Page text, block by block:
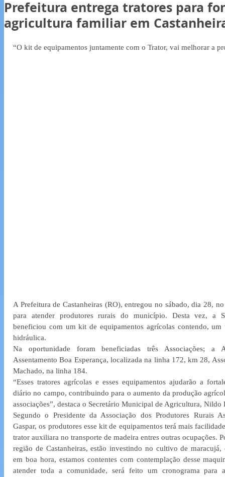
Prefeitura entrega tratores para
agricultura familiar em
“O kit de equipamentos juntamente com o Trator, vai melhorar a
A Prefeitura de Castanheiras (RO), entregou no sábado, dia 28,
para atender produtores rurais do município. Desta vez, a
beneficiou com um kit de equipamentos agrícolas contendo, um
hidráulica.
Na oportunidade foram beneficiadas três Associações; a
Assentamento Boa Esperança, localizada na linha 172, km 28,
Machado, na linha 184.
“Esses tratores agrícolas e esses equipamentos ajudarão a
diário no campo, contribuindo para o aumento da produção
associações”, destaca o Secretário Municipal de Agricultura, Nildo
Segundo o Presidente da Associação dos Produtores Rurais
Gaspar, os produtores esse kit de equipamentos terá mais
trator auxiliara no transporte de madeira entres outras ocupações.
região de Castanheiras, estão investindo no cultivo de maracujá,
em boa hora, estamos contentes com contemplação desse
atender toda a comunidade, será feito um cronograma para